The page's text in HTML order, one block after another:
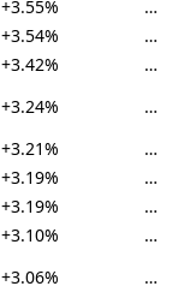
+3.55%
…
+3.54%
…
+3.42%
…
+3.24%
…
+3.21%
…
+3.19%
…
+3.19%
…
+3.10%
…
+3.06%
…